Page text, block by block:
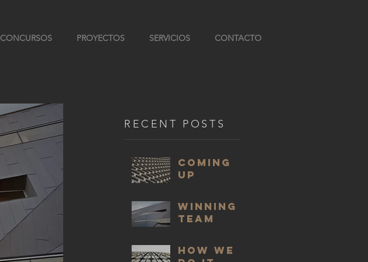
CONCURSOS PROYECTOS SERVICIOS CONTACTO
RECENT POSTS
COMING
UP
WINNING
TEAM
HOW WE